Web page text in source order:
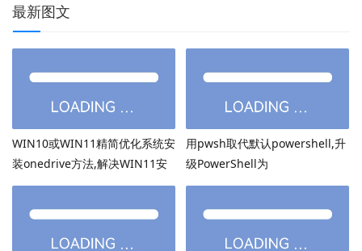
最新图文
WIN10或WIN11精简优化系统安
装onedrive方法,解决WIN11安
装onedrive后无法打开
用pwsh取代默认powershell,升
级PowerShell为
PowerShell7.6.3等高版本